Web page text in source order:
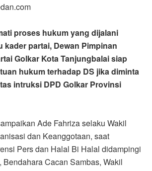
proses hukum yang dijalani
kader partai, Dewan Pimpinan
Golkar Kota Tanjungbalai siap
hukum terhadap DS jika diminta
intruksi DPD Golkar Provinsi
Ade Fahriza selaku Wakil
dan Keanggotaan, saat
Pers dan Halal Bi Halal didampingi
Cacan Sambas, Wakil